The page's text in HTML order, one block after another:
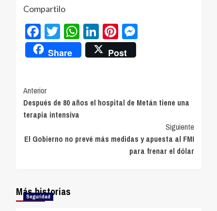
Compartilo
Facebook
Twitter
WhatsApp
LinkedIn
Pinterest
Messenger
Share Post
Navegación
de
entradas
Anterior
Después de 80 años el hospital de Metán tiene una
terapia intensiva
Siguiente
El Gobierno no prevé más medidas y apuesta al FMI
para frenar el dólar
Más historias
Seguridad